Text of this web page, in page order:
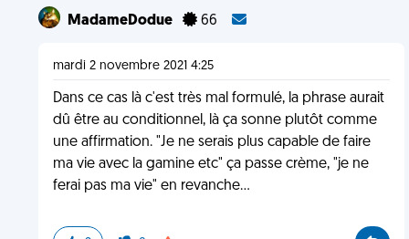
MadameDodue 66
mardi 2 novembre 2021 4:25
Dans ce cas là c'est très mal formulé, la phrase aurait
dû être au conditionnel, là ça sonne plutôt comme
une affirmation. "Je ne serais plus capable de faire
ma vie avec la gamine etc" ça passe crème, "je ne
ferai pas ma vie" en revanche...